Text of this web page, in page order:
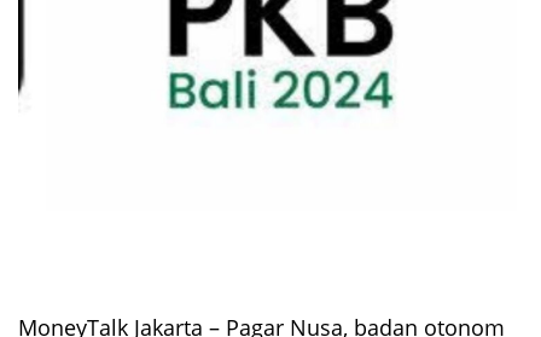
MoneyTalk Jakarta – Pagar Nusa, badan otonom